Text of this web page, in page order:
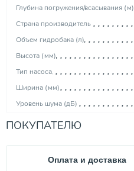
Глубина погружения/всасывания (м)
Страна производитель
Объем гидробака (л)
Высота (мм)
Тип насоса
Ширина (мм)
Уровень шума (дБ)
Глубина (мм)
ПОКУПАТЕЛЮ
Оплата и доставка